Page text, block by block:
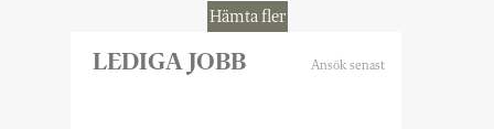
förbundsordförande för Sveriges
Hämta fler